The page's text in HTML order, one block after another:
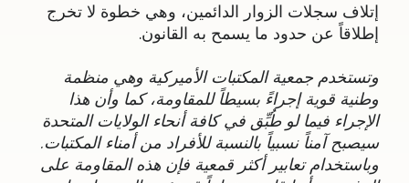
إتلاف سجلات الزوار الدائمين، وهي خطوة لا تخرج
إطلاقاً عن حدود ما يسمح به القانون.
وتستخدم جمعية المكتبات الأميركية وهي منظمة
وطنية قوية إجراءً بسيطاً للمقاومة، كما وأن هذا
الإجراء فيما لو طُبِّق في كافة أنحاء الولايات المتحدة
سيصبح آمناً نسبياً بالنسبة للأفراد من أمناء المكتبات.
وباستخدام تعابير أكثر قمعية فإن هذه المقاومة على